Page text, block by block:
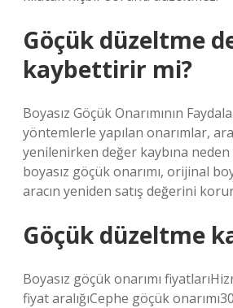
Göçük düzeltme
kaybettirir mi?
Boyasız Göçük Onarımının
yöntemlerle yapılan onarımlar,
yenilenirken değer kaybına
boyasız göçük onarımı, orijinal
aracın yeniden satış değerini
Göçük düzeltme
Boyasız göçük onarımı
fiyat aralığıCephe göçük